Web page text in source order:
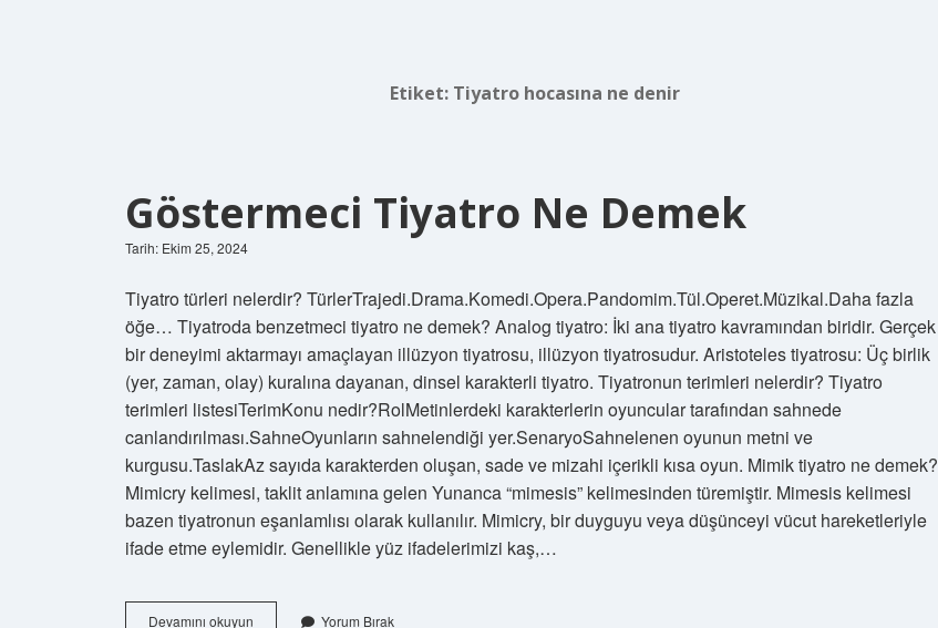
Etiket: Tiyatro hocasına ne denir
Göstermeci Tiyatro Ne Demek
Tarih: Ekim 25, 2024
Tiyatro türleri nelerdir? TürlerTrajedi.Drama.Komedi.Opera.Pandomim.Tül.Operet.Müzikal.Daha fazla
öğe… Tiyatroda benzetmeci tiyatro ne demek? Analog tiyatro: İki ana tiyatro kavramından biridir. Gerçek
bir deneyimi aktarmayı amaçlayan illüzyon tiyatrosu, illüzyon tiyatrosudur. Aristoteles tiyatrosu: Üç birlik
(yer, zaman, olay) kuralına dayanan, dinsel karakterli tiyatro. Tiyatronun terimleri nelerdir? Tiyatro
terimleri listesiTerimKonu nedir?RolMetinlerdeki karakterlerin oyuncular tarafından sahnede
canlandırılması.SahneOyunların sahnelendiği yer.SenaryoSahnelenen oyunun metni ve
kurgusu.TaslakAz sayıda karakterden oluşan, sade ve mizahi içerikli kısa oyun. Mimik tiyatro ne demek?
Mimicry kelimesi, taklit anlamına gelen Yunanca “mimesis” kelimesinden türemiştir. Mimesis kelimesi
bazen tiyatronun eşanlamlısı olarak kullanılır. Mimicry, bir duyguyu veya düşünceyi vücut hareketleriyle
ifade etme eylemidir. Genellikle yüz ifadelerimizi kaş,…
Devamını okuyun Göstermeci Yorum Bırak